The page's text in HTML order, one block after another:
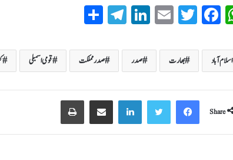
W
ha
ts
A
pp
Fa
ce
bo
ok
T
wi
tte
r
E
m
ail
Li
nk
ed
In
T
el
eg
ra
m
re اسلام آباد بھارت صدر صدر مملکت قومی اسمبلی
Share